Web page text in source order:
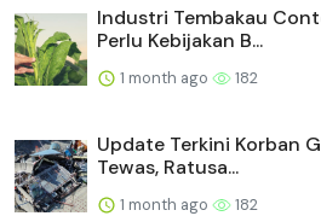
Industri Tembakau
Perlu Kebijakan B...
1 month ago 182
Update Terkini Korban
Tewas, Ratusa...
1 month ago 182